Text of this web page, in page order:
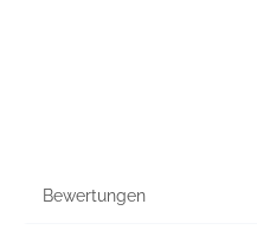
Bewertungen